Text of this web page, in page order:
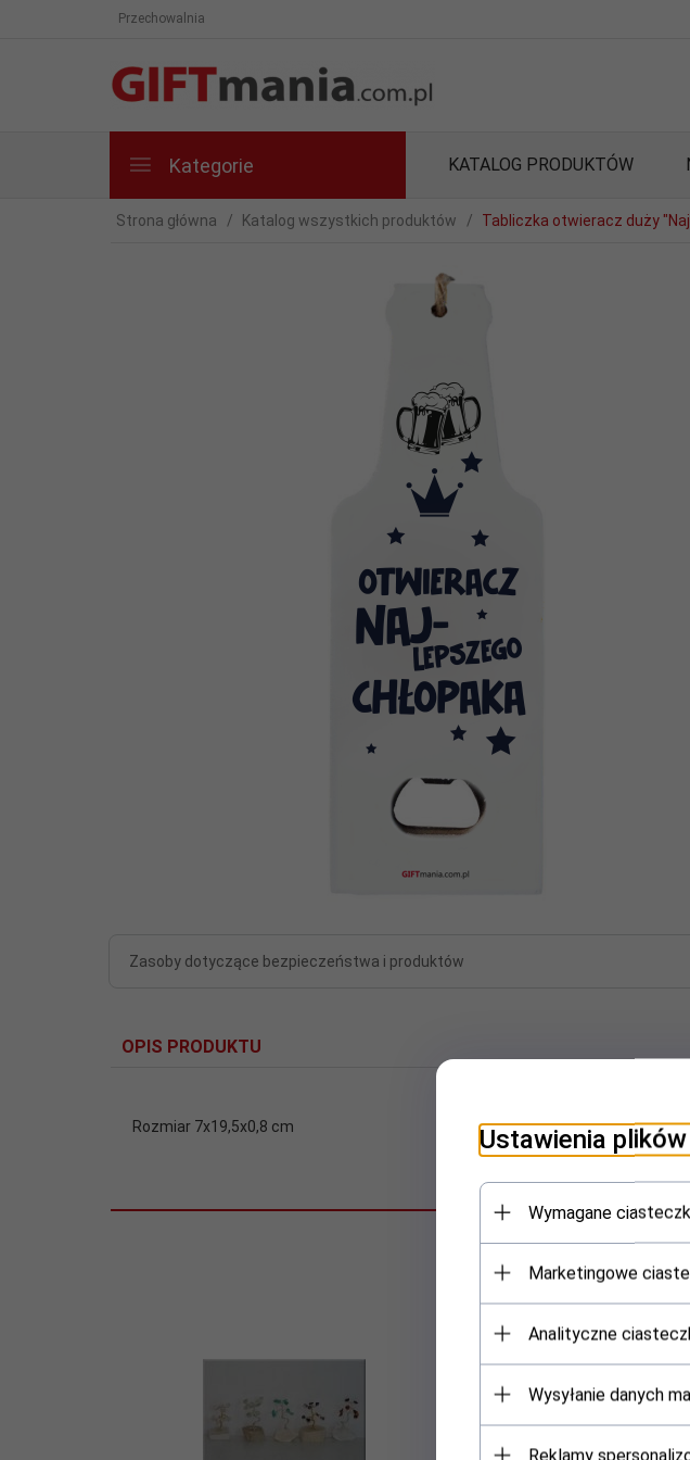
Przechowalnia
Kategorie KATALOG PRODUKTÓW
Strona główna Katalog wszystkich produktów Tabliczka otwieracz duży
Zasoby dotyczące bezpieczeństwa i produktów
OPIS PRODUKTU
Rozmiar 7x19,5x0,8 cm Ustawienia
Wymagane
Marketingowe
Analityczne
Wysyłanie danych
Reklamy